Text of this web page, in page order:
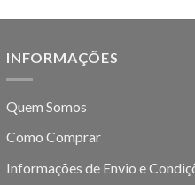
INFORMAÇÕES
Quem Somos
Como Comprar
Informações de Envio e